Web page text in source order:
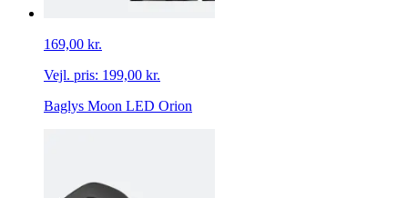
169,00 kr.
Vejl. pris: 199,00 kr.
Baglys Moon LED Orion